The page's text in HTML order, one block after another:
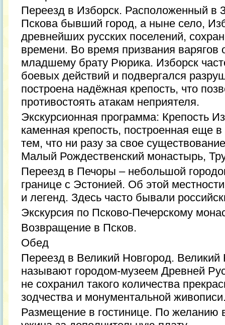
Переезд в Изборск. Расположенный в
Пскова бывший город, а ныне село,
древнейших русских поселений,
времени. Во время призвания варягов
младшему брату Рюрика. Изборск
боевых действий и подвергался
построена надёжная крепость, что
противостоять атакам неприятеля.
Экскурсионная программа: Крепость
каменная крепость, построенная еще
тем, что ни разу за свое
Малый Рождественский монастырь,
Переезд в Печоры – небольшой
границе с Эстонией. Об этой
и легенд. Здесь часто бывали
Экскурсия по Псково-Печерскому
Возвращение в Псков.
Обед
Переезд в Великий Новгород. Великий
называют городом-музеем Древней
не сохранил такого количества
зодчества и монументальной
Размещение в гостинице. По желанию